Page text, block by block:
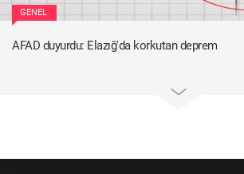
GENEL
AFAD duyurdu: Elazığ'da korkutan deprem